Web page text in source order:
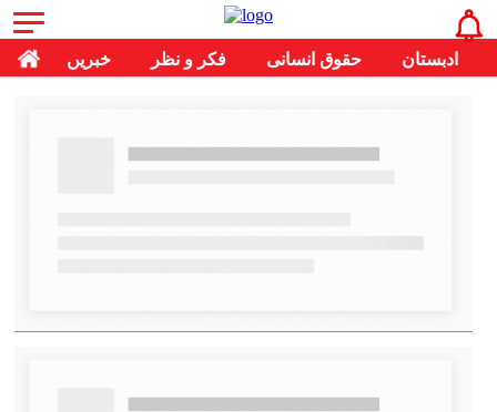
خبریں فکر و نظر حقوق انسانی ادبستان